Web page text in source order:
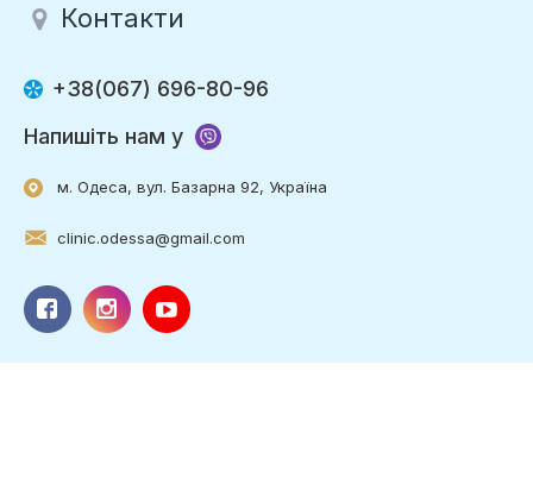
Контакти
+38(067) 696-80-96
Напишіть нам у
м. Одеса, вул. Базарна 92, Україна
clinic.odessa@gmail.com